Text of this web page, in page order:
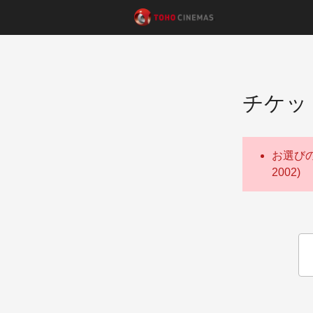
チケッ
お選び
2002)